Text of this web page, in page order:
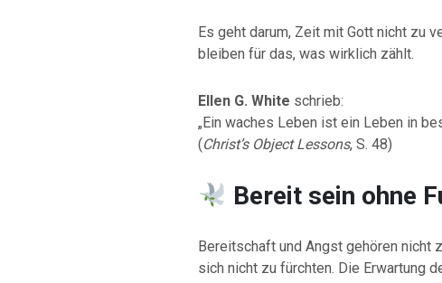
Es geht darum, Zeit mit Gott nicht zu
bleiben für das, was wirklich zählt.
Ellen G. White schrieb:
„Ein waches Leben ist ein Leben in
(Christ’s Object Lessons, S. 48)
Bereit sein ohne
Bereitschaft und Angst gehören nicht
sich nicht zu fürchten. Die Erwartung